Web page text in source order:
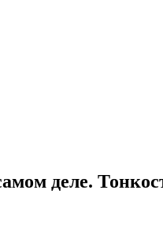
деле.